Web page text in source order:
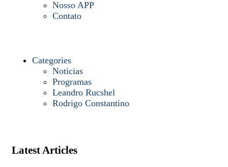
Nosso APP
Contato
Categories
Noticias
Programas
Leandro Rucshel
Rodrigo Constantino
Latest Articles